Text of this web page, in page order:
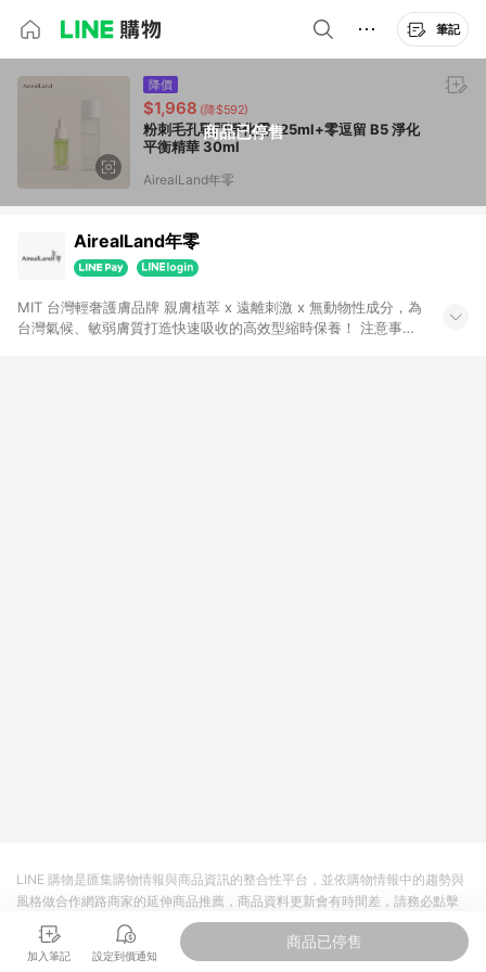
筆記
商品已停售
降價
$1,968 (降$592)
粉刺毛孔戰鬥淨化露 125ml+零逗留 B5 淨化
平衡精華 30ml
AirealLand年零
AirealLand年零
MIT 台灣輕奢護膚品牌 親膚植萃 x 遠離刺激 x 無動物性成分，為
台灣氣候、敏弱膚質打造快速吸收的高效型縮時保養！ 注意事
加入筆記 設定到價通知
商品已停售
LINE 購物是匯集購物情報與商品資訊的整合性平台，並依購物情報中的趨勢與
風格做合作網路商家的延伸商品推薦，商品資料更新會有時間差，請務必點擊
商品至各合作網路商家，確認現售價與購物條件，一切資訊以合作廠商網頁為
準。